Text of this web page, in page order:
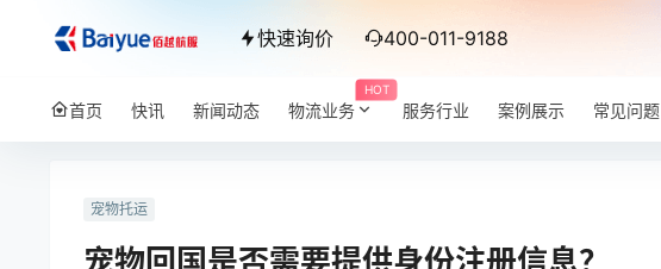
快速询价 400-011-9188
首页 快讯 新闻动态
HOT
物流业务 服务行业 案例展示 常见问题
宠物托运
宠物回国是否需要提供身份注册信息？